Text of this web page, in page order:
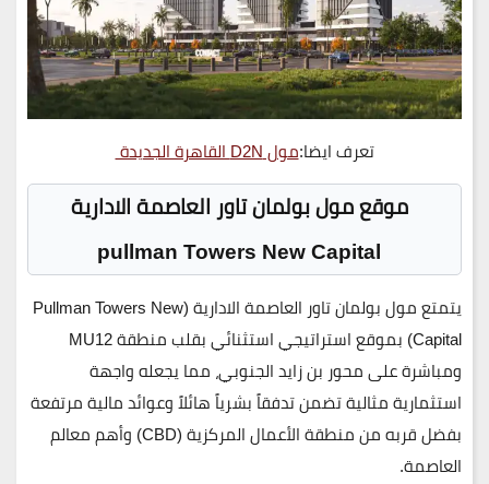
تعرف ايضا:مول D2N القاهرة الجديدة
موقع مول بولمان تاور العاصمة الادارية
pullman Towers New Capital
يتمتع
مول بولمان تاور العاصمة الادارية (Pullman Towers New
Capital) بموقع استراتيجي استثنائي بقلب منطقةMU12
ومباشرة علىمحور بن زايد الجنوبي، مما يجعله واجهة
استثمارية مثالية تضمن تدفقاً بشرياً هائلاً وعوائد مالية مرتفعة
بفضل قربه من منطقة الأعمال المركزية (CBD) وأهم معالم
العاصمة.